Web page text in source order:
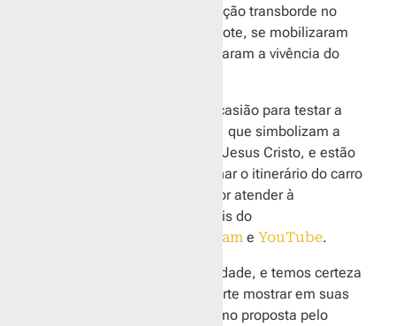
que tudo fique perfeito e a emoção transborde no
momento da bênção do Sacerdote, se mobilizaram
para fazer o teste e experimentaram a vivência do
Eles também aproveitaram a ocasião para testar a
colocação das toalhas brancas, que simbolizam a
Ressurreição de Nosso Senhor Jesus Cristo, e estão
se organizando para acompanhar o itinerário do carro
de som, que mudou para melhor atender à
comunidade, pelas redes sociais do
Instagram e YouTube.
O convite é para toda a comunidade, e temos certeza
que também veremos a Asa Norte mostrar em suas
janelas a Adoração a Jesus como proposta pelo